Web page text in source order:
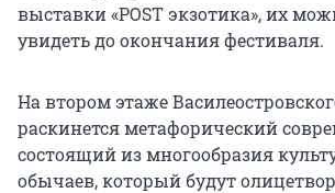
выставки «POST экзотика», их
увидеть до окончания фестиваля.
На втором этаже
раскинется метафорический
состоящий из многообразия
обычаев, который будут